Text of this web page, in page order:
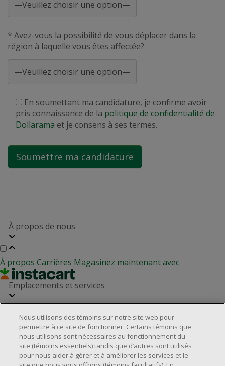
* Avez-vous la possibilité de vous déplacer dans la
région à laquelle vous êtes affectée?
En soumettant ma candidature, je confirme avoir
pris connaissance de la politique de confidentialité de
Dollarama et je consens à ses termes.
À propos de nous
À propos Carrières Magasinez maintenant avec
Emplacements et services
Localisateur de magasinsRelation avec les investisseurs
Partenaires immobiliers
Service à la clientèle
Nous utilisons des témoins sur notre site web pour
permettre à ce site de fonctionner. Certains témoins que
nous utilisons sont nécessaires au fonctionnement du
site (témoins essentiels) tandis que d’autres sont utilisés
pour nous aider à gérer et à améliorer les services et le